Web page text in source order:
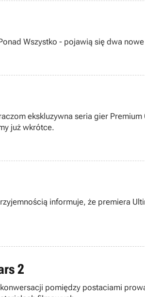
Wszystko - pojawią się dwa nowe
ekskluzywna seria gier Premium
już wkrótce.
informuje, że premiera
2
pomiędzy postaciami